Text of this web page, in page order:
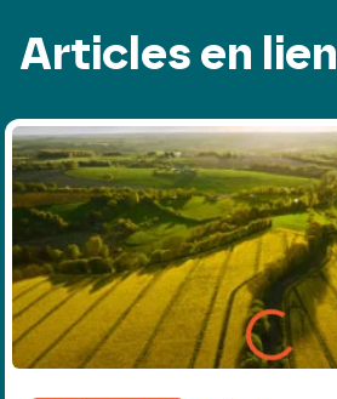
Articles en lien